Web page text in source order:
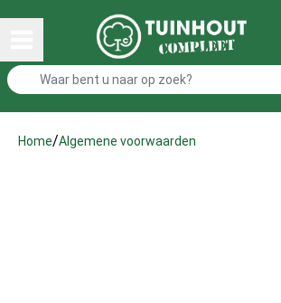
Home/Algemene voorwaarden